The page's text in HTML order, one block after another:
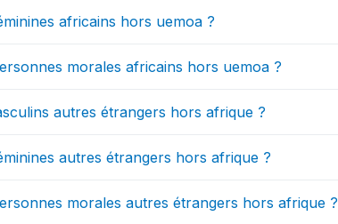
africains hors uemoa ?
morales africains hors uemoa ?
autres étrangers hors afrique ?
autres étrangers hors afrique ?
morales autres étrangers hors afrique ?